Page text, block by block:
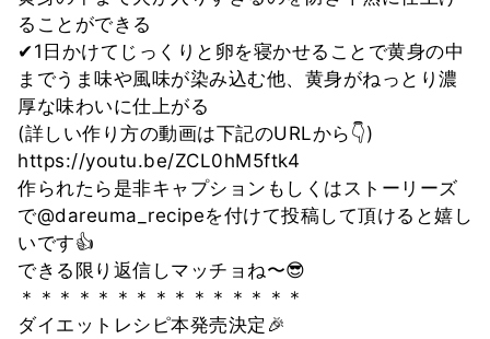
ることができる
✔︎1日かけてじっくりと卵を寝かせることで黄身の中
までうま味や風味が染み込む他、黄身がねっとり濃
厚な味わいに仕上がる
(詳しい作り方の動画は下記のURLから👇)
https://youtu.be/ZCL0hM5ftk4
作られたら是非キャプションもしくはストーリーズ
で@dareuma_recipeを付けて投稿して頂けると嬉し
いです👍
できる限り返信しマッチョね〜😎
＊＊＊＊＊＊＊＊＊＊＊＊＊＊＊
ダイエットレシピ本発売決定🎉